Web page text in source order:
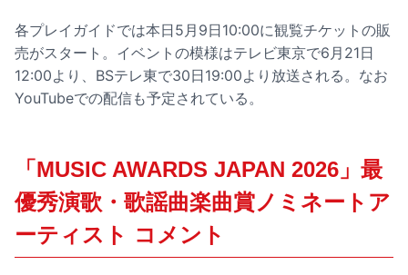
各プレイガイドでは本日5月9日10:00に観覧チケットの販
売がスタート。イベントの模様はテレビ東京で6月21日
12:00より、BSテレ東で30日19:00より放送される。なお
YouTubeでの配信も予定されている。
「MUSIC AWARDS JAPAN 2026」最
優秀演歌・歌謡曲楽曲賞ノミネートア
ーティスト コメント